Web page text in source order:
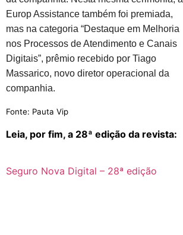
Europ Assistance também foi premiada,
mas na categoria “Destaque em Melhoria
nos Processos de Atendimento e Canais
Digitais”, prêmio recebido por Tiago
Massarico, novo diretor operacional da
companhia.
Fonte: Pauta Vip
Leia, por fim, a 28ª edição da revista:
Seguro Nova Digital – 28ª edição